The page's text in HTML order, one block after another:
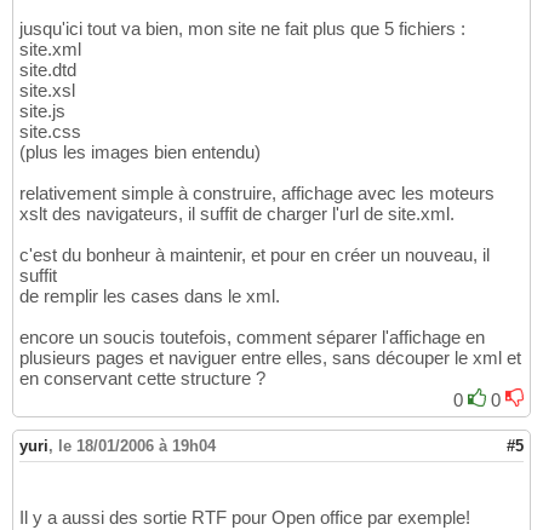
jusqu'ici tout va bien, mon site ne fait plus que 5 fichiers :
site.xml
site.dtd
site.xsl
site.js
site.css
(plus les images bien entendu)
relativement simple à construire, affichage avec les moteurs
xslt des navigateurs, il suffit de charger l'url de site.xml.
c'est du bonheur à maintenir, et pour en créer un nouveau, il
suffit
de remplir les cases dans le xml.
encore un soucis toutefois, comment séparer l'affichage en
plusieurs pages et naviguer entre elles, sans découper le xml et
en conservant cette structure ?
0
0
yuri, le 18/01/2006 à 19h04 #5
Il y a aussi des sortie RTF pour Open office par exemple!